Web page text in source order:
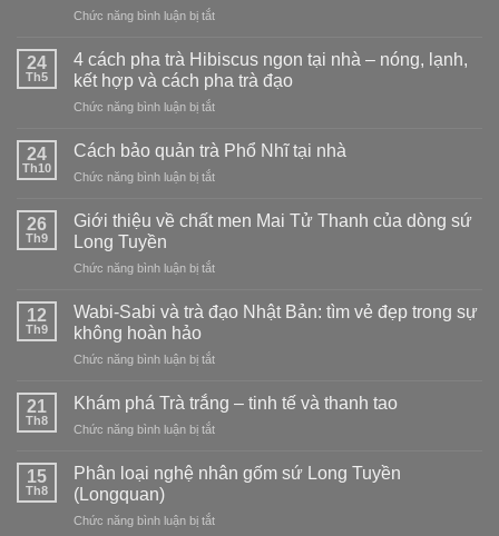
Chức năng bình luận bị tắtở
Mai
Tử
Thanh
vs
Phấn
chọn
nào?
24
Th5
4 cách pha trà Hibiscus ngon tại nhà – nóng, lạnh,
kết hợp và cách pha trà đạo
Chức năng bình luận bị tắtở
cách
trà
ngon
–
lạnh,
pha
trà
24
Th10
Cách bảo quản trà Phổ Nhĩ tại nhà
Chức năng bình luận bị tắtở
Phổ
tại
26
Th9
Giới thiệu về chất men Mai Tử Thanh của dòng sứ
Long Tuyền
Chức năng bình luận bị tắtở
thiệu
về
men
Tử
của
sứ
12
Th9
Wabi-Sabi và trà đạo Nhật Bản: tìm vẻ đẹp trong sự
không hoàn hảo
Chức năng bình luận bị tắtở
và
trà
Nhật
vẻ
21
Th8
Khám phá Trà trắng – tinh tế và thanh tao
Chức năng bình luận bị tắtở
phá
–
15
Th8
Phân loại nghệ nhân gốm sứ Long Tuyền
(Longquan)
Chức năng bình luận bị tắtở